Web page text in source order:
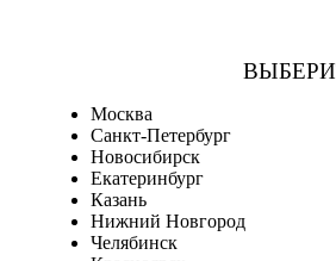
Москва
Санкт-Петербург
Новосибирск
Екатеринбург
Казань
Нижний Новгород
Челябинск